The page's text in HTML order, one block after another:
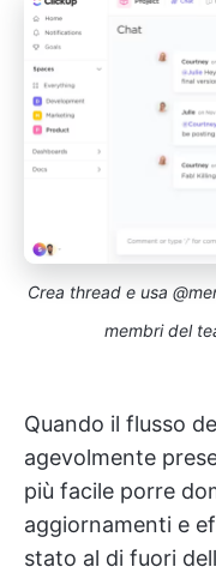
Crea thread e usa
membri del
Quando il flusso
agevolmente
più facile porre
aggiornamenti e
stato al di fuori